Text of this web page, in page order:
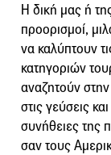
Η δική μας ή
προορισμοί,
να καλύπτουν
κατηγοριών
αναζητούν στην
στις γεύσεις
συνήθειες της
σαν τους